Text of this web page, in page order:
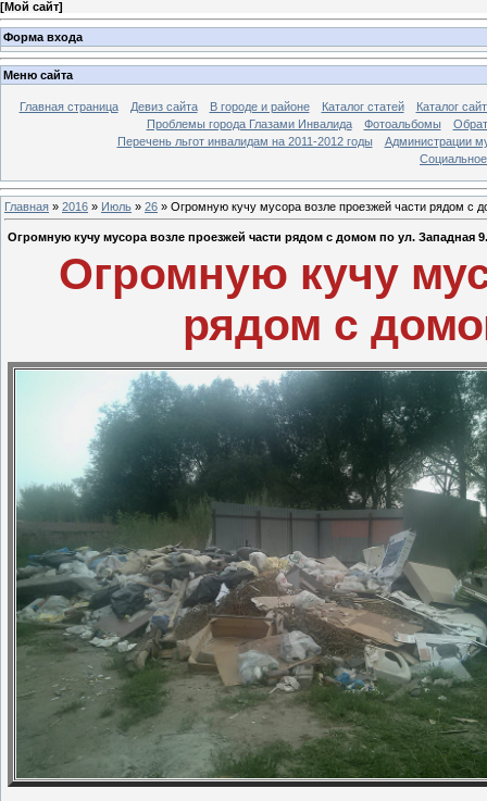
[Мой сайт]
Форма входа
Меню сайта
Главная страница Девиз сайта В городе и районе Каталог статей
Каталог
Проблемы города Глазами Инвалида
Фотоальбомы
Перечень льгот инвалидам на 2011-2012 годы
Администрации
Главная » 2016 » Июль » 26 » Огромную кучу мусора возле проезжей части рядом с
Огромную кучу мусора возле проезжей части рядом с домом по ул. Западная 9.
Огромную кучу
рядом с